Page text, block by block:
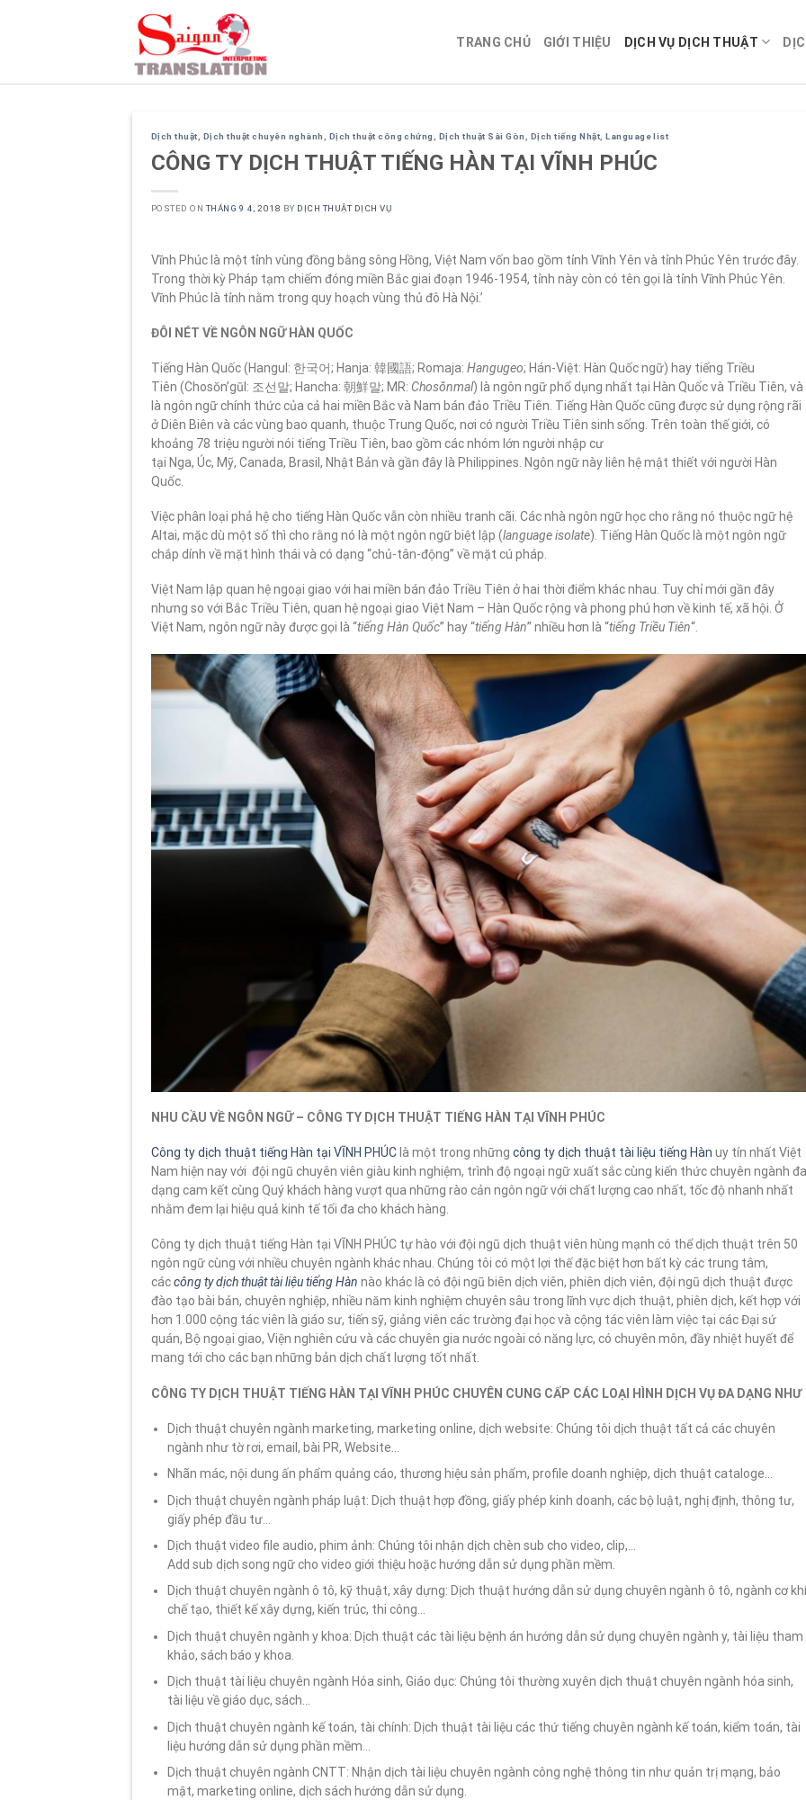
TRANG CHỦ GIỚI THIỆU DỊCH VỤ DỊCH THUẬT
Dịch thuật Dịch thuật chuyên nghành Dịch thuật công chứng Dịch thuật Sài Gòn Dịch tiếng Nhật ,Language list
CÔNG TY DỊCH THUẬT TIẾNG HÀN TẠI VĨNH PHÚC
POSTED ONTHÁNG 9 4, 2018 BY DỊCH THUẬT DỊCH VỤ
Vĩnh Phúc là một tỉnh vùng đồng bằng sông Hồng, Việt Nam vốn bao gồm tỉnh Vĩnh Yên và tỉnh Phúc Yên trước đây.
Trong thời kỳ Pháp tạm chiếm đóng miền Bắc giai đoạn 1946-1954, tỉnh này còn có tên gọi là tỉnh Vĩnh Phúc Yên.
Vĩnh Phúc là tỉnh nằm trong quy hoạch vùng thủ đô Hà Nội.’
ĐÔI NÉT VỀ NGÔN NGỮ HÀN QUỐC
Tiếng Hàn Quốc (Hangul: 한국어; Hanja: 韓國語; Romaja: Hangugeo; Hán-Việt: Hàn Quốc ngữ) hay tiếng Triều
Tiên (Chosŏn’gŭl: 조선말; Hancha: 朝鮮말; MR: Chosŏnmal) là ngôn ngữ phổ dụng nhất tại Hàn Quốc và Triều Tiên, và
là ngôn ngữ chính thức của cả hai miền Bắc và Nam bán đảo Triều Tiên. Tiếng Hàn Quốc cũng được sử dụng rộng rãi
ở Diên Biên và các vùng bao quanh, thuộc Trung Quốc, nơi có người Triều Tiên sinh sống. Trên toàn thế giới, có
khoảng 78 triệu người nói tiếng Triều Tiên, bao gồm các nhóm lớn người nhập cư
tại Nga, Úc, Mỹ, Canada, Brasil, Nhật Bản và gần đây là Philippines. Ngôn ngữ này liên hệ mật thiết với người Hàn
Quốc.
Việc phân loại phả hệ cho tiếng Hàn Quốc vẫn còn nhiều tranh cãi. Các nhà ngôn ngữ học cho rằng nó thuộc ngữ hệ
Altai, mặc dù một số thì cho rằng nó là một ngôn ngữ biệt lập (language isolate). Tiếng Hàn Quốc là một ngôn ngữ
chắp dính về mặt hình thái và có dạng “chủ-tân-động” về mặt cú pháp.
Việt Nam lập quan hệ ngoại giao với hai miền bán đảo Triều Tiên ở hai thời điểm khác nhau. Tuy chỉ mới gần đây
nhưng so với Bắc Triều Tiên, quan hệ ngoại giao Việt Nam – Hàn Quốc rộng và phong phú hơn về kinh tế, xã hội. Ở
Việt Nam, ngôn ngữ này được gọi là “tiếng Hàn Quốc” hay “tiếng Hàn” nhiều hơn là “tiếng Triều Tiên“.
NHU CẦU VỀ NGÔN NGỮ – CÔNG TY DỊCH THUẬT TIẾNG HÀN TẠI VĨNH PHÚC
Công ty dịch thuật tiếng Hàn tại VĨNH PHÚC là một trong những công ty dịch thuật tài liệu tiếng Hàn uy tín nhất Việt
Nam hiện nay với đội ngũ chuyên viên giàu kinh nghiệm, trình độ ngoại ngữ xuất sắc cùng kiến thức chuyên ngành đa
dạng cam kết cùng Quý khách hàng vượt qua những rào cản ngôn ngữ với chất lượng cao nhất, tốc độ nhanh nhất
nhằm đem lại hiệu quả kinh tế tối đa cho khách hàng.
Công ty dịch thuật tiếng Hàn tại VĨNH PHÚC tự hào với đội ngũ dịch thuật viên hùng mạnh có thể dịch thuật trên 50
ngôn ngữ cùng với nhiều chuyên ngành khác nhau. Chúng tôi có một lợi thế đặc biệt hơn bất kỳ các trung tâm,
cáccông ty dịch thuật tài liệu tiếng Hàn nào khác là có đội ngũ biên dịch viên, phiên dịch viên, đội ngũ dịch thuật được
đào tạo bài bản, chuyên nghiệp, nhiều năm kinh nghiệm chuyên sâu trong lĩnh vực dịch thuật, phiên dịch, kết hợp với
hơn 1.000 cộng tác viên là giáo sư, tiến sỹ, giảng viên các trường đại học và cộng tác viên làm việc tại các Đại sứ
quán, Bộ ngoại giao, Viện nghiên cứu và các chuyên gia nước ngoài có năng lực, có chuyên môn, đầy nhiệt huyết để
mang tới cho các bạn những bản dịch chất lượng tốt nhất.
CÔNG TY DỊCH THUẬT TIẾNG HÀN TẠI VĨNH PHÚC CHUYÊN CUNG CẤP CÁC LOẠI HÌNH DỊCH VỤ ĐA DẠNG NHƯ
Dịch thuật chuyên ngành marketing, marketing online, dịch website: Chúng tôi dịch thuật tất cả các chuyên
ngành như tờ rơi, email, bài PR, Website…
Nhãn mác, nội dung ấn phẩm quảng cáo, thương hiệu sản phẩm, profile doanh nghiệp, dịch thuật cataloge…
Dịch thuật chuyên ngành pháp luật: Dịch thuật hợp đồng, giấy phép kinh doanh, các bộ luật, nghị định, thông tư,
giấy phép đầu tư…
Dịch thuật video file audio, phim ảnh: Chúng tôi nhận dịch chèn sub cho video, clip,…
Add sub dịch song ngữ cho video giới thiệu hoặc hướng dẫn sử dụng phần mềm.
Dịch thuật chuyên ngành ô tô, kỹ thuật, xây dựng: Dịch thuật hướng dẫn sử dụng chuyên ngành ô tô, ngành cơ
chế tạo, thiết kế xây dựng, kiến trúc, thi công…
Dịch thuật chuyên ngành y khoa: Dịch thuật các tài liệu bệnh án hướng dẫn sử dụng chuyên ngành y, tài liệu tham
khảo, sách báo y khoa.
Dịch thuật tài liệu chuyên ngành Hóa sinh, Giáo dục: Chúng tôi thường xuyên dịch thuật chuyên ngành hóa sinh,
tài liệu về giáo dục, sách…
Dịch thuật chuyên ngành kế toán, tài chính: Dịch thuật tài liệu các thứ tiếng chuyên ngành kế toán, kiểm toán, tài
liệu hướng dẫn sử dụng phần mềm…
Dịch thuật chuyên ngành CNTT: Nhận dịch tài liệu chuyên ngành công nghệ thông tin như quản trị mạng, bảo
mật, marketing online, dịch sách hướng dẫn sử dụng.